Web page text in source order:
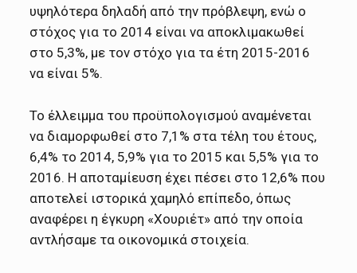
υψηλότερα δηλαδή από την πρόβλεψη, ενώ ο
στόχος για το 2014 είναι να αποκλιμακωθεί
στο 5,3%, με τον στόχο για τα έτη 2015-2016
να είναι 5%.
Το έλλειμμα του προϋπολογισμού αναμένεται
να διαμορφωθεί στο 7,1% στα τέλη του έτους,
6,4% το 2014, 5,9% για το 2015 και 5,5% για το
2016. Η αποταμίευση έχει πέσει στο 12,6% που
αποτελεί ιστορικά χαμηλό επίπεδο, όπως
αναφέρει η έγκυρη «Χουριέτ» από την οποία
αντλήσαμε τα οικονομικά στοιχεία.